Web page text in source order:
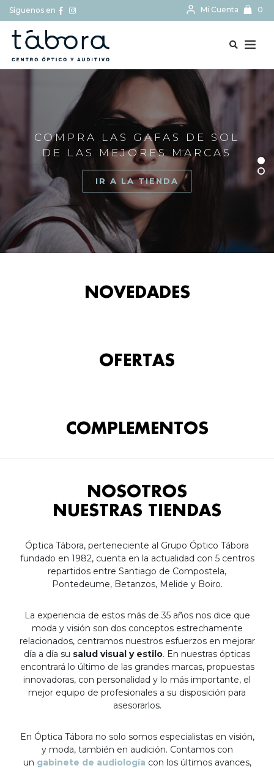
Síguenos en Mi Cuenta 0
COMPRA LAS GAFAS DE SOL
DE LAS MEJORES MARCAS
IR A LA TIENDA
NOVEDADES
OFERTAS
COMPLEMENTOS
NOSOTROS
NUESTRAS TIENDAS
Óptica Tábora, perteneciente al Grupo Óptico Tábora
fundado en 1982, cuenta en la actualidad con 5 centros
repartidos entre Santiago de Compostela,
Pontedeume, Betanzos, Melide y Boiro.
La experiencia de estos más de 35 años nos dice que
moda y visión son dos conceptos estrechamente
relacionados, centramos nuestros esfuerzos en mejorar
día a día su salud visual y estilo. En nuestras ópticas
encontrará lo último de las grandes marcas, propuestas
innovadoras, con personalidad y lo más importante, el
mejor equipo de profesionales a su disposición para
asesorarlos.
En Óptica Tábora no solo somos especialistas en visión,
y moda, también en audición. Contamos con
un gabinete de audiología con los últimos avances,